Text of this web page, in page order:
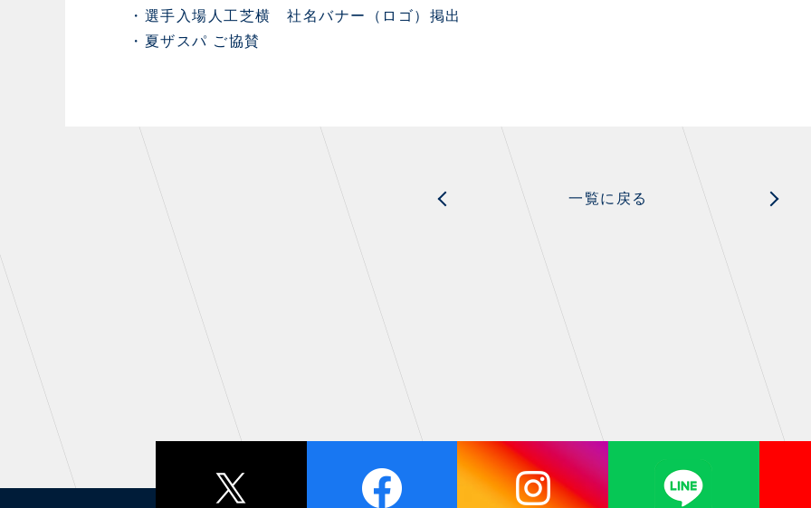
・選手入場人工芝横 社名バナー（ロゴ）掲出
・夏ザスパ ご協賛
一覧に戻る